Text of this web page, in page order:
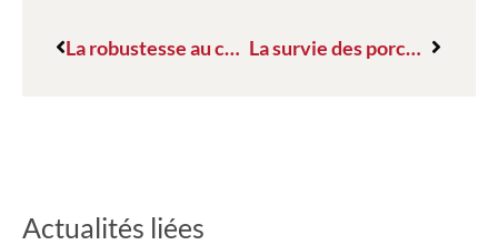
La robustesse au cœur du travail de sélection La survie des porcelets s’améliore dans les élevages européens grâce à DanBred
Actualités liées